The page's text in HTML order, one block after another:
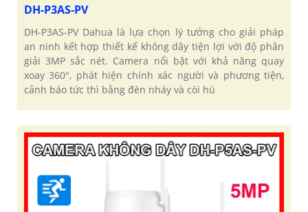
DH-P3AS-PV
DH-P3AS-PV Dahua là lựa chọn lý tưởng cho giải pháp
an ninh kết hợp thiết kế không dây tiện lợi với độ phân
giải 3MP sắc nét. Camera nổi bật với khả năng quay
xoay 360°, phát hiện chính xác người và phương tiện,
cảnh báo tức thì bằng đèn nháy và còi hú